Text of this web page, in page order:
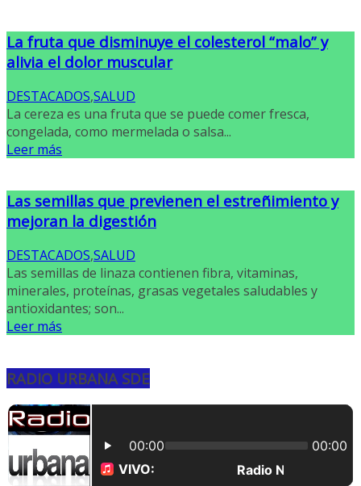
La fruta que disminuye el colesterol “malo” y
alivia el dolor muscular
DESTACADOS,SALUD
La cereza es una fruta que se puede comer fresca,
congelada, como mermelada o salsa...
Leer más
Las semillas que previenen el estreñimiento y
mejoran la digestión
DESTACADOS,SALUD
Las semillas de linaza contienen fibra, vitaminas,
minerales, proteínas, grasas vegetales saludables y
antioxidantes; son...
Leer más
RADIO URBANA SDE